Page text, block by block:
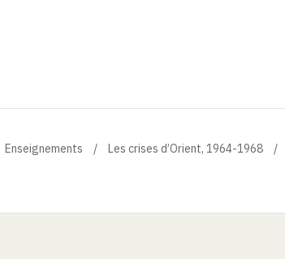
Enseignements Les crises d’Orient, 1964-1968